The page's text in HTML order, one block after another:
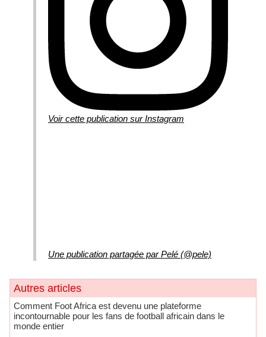
Voir cette publication sur Instagram
Une publication partagée par Pelé (@pele)
Autres articles
Comment Foot Africa est devenu une plateforme
incontournable pour les fans de football africain dans le
monde entier